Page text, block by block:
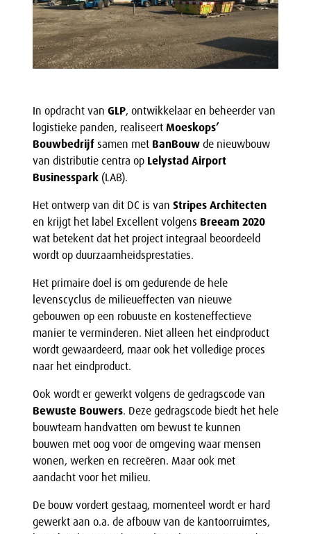
In opdracht van GLP, ontwikkelaar en beheerder van
logistieke panden, realiseert Moeskops’
Bouwbedrijf samen met BanBouw de nieuwbouw
van distributie centra op Lelystad Airport
Businesspark (LAB).
Het ontwerp van dit DC is van Stripes Architecten
en krijgt het label Excellent volgens Breeam 2020
wat betekent dat het project integraal beoordeeld
wordt op duurzaamheidsprestaties.
Het primaire doel is om gedurende de hele
levenscyclus de milieueffecten van nieuwe
gebouwen op een robuuste en kosteneffectieve
manier te verminderen. Niet alleen het eindproduct
wordt gewaardeerd, maar ook het volledige proces
naar het eindproduct.
Ook wordt er gewerkt volgens de gedragscode van
Bewuste Bouwers. Deze gedragscode biedt het hele
bouwteam handvatten om bewust te kunnen
bouwen met oog voor de omgeving waar mensen
wonen, werken en recreëren. Maar ook met
aandacht voor het milieu.
De bouw vordert gestaag, momenteel wordt er hard
gewerkt aan o.a. de afbouw van de kantoorruimtes,